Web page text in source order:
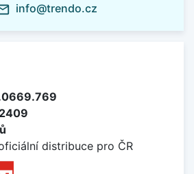
info@trendo.cz
distribuce pro ČR